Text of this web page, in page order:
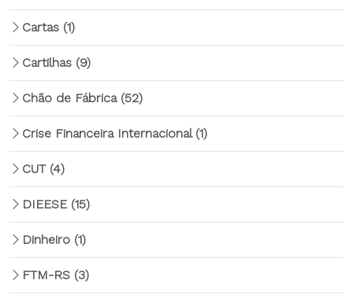
Cartas (1)
Cartilhas (9)
Chão de Fábrica (52)
Crise Financeira Internacional (1)
CUT (4)
DIEESE (15)
Dinheiro (1)
FTM-RS (3)